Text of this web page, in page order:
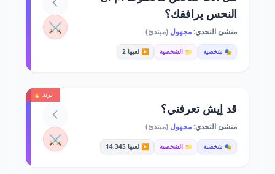
النحس يرافقك؟
منشئ التحدي:مجهول (مبتدئ)
🎭 شخصية 📁 الشخصية ▶️ لعبها 2
⚔️
ترند 🔥
قد إيش تعرفني؟
منشئ التحدي:مجهول (مبتدئ)
🎭 شخصية 📁 الشخصية ▶️ لعبها 14,345 ⚔️